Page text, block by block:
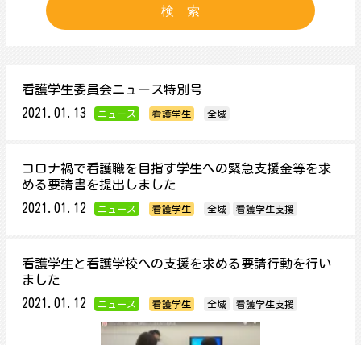
看護学生委員会ニュース特別号
2021.01.13
ニュース 看護学生 全域
コロナ禍で看護職を目指す学生への緊急支援金等を求
める要請書を提出しました
2021.01.12
ニュース 看護学生 全域 看護学生支援
看護学生と看護学校への支援を求める要請行動を行い
ました
2021.01.12
ニュース 看護学生 全域 看護学生支援